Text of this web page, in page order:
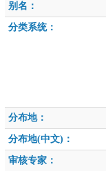
别名：
分类系统：
分布地：
分布地(中文)：
审核专家：